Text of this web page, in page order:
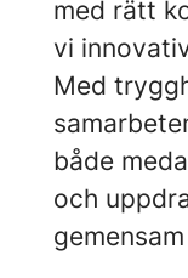
med rätt
vi
Med
både
och